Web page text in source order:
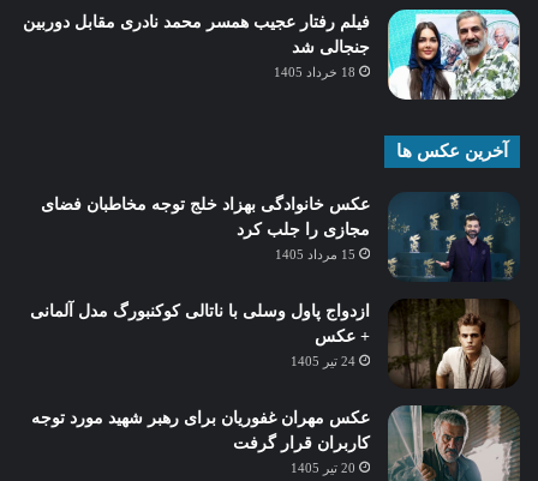
فیلم رفتار عجیب همسر محمد نادری مقابل دوربین
جنجالی شد
18 خرداد 1405
آخرین عکس ها
عکس خانوادگی بهزاد خلج توجه مخاطبان فضای
مجازی را جلب کرد
15 مرداد 1405
ازدواج پاول وسلی با ناتالی کوکنبورگ مدل آلمانی
+ عکس
24 تیر 1405
عکس مهران غفوریان برای رهبر شهید مورد توجه
کاربران قرار گرفت
20 تیر 1405